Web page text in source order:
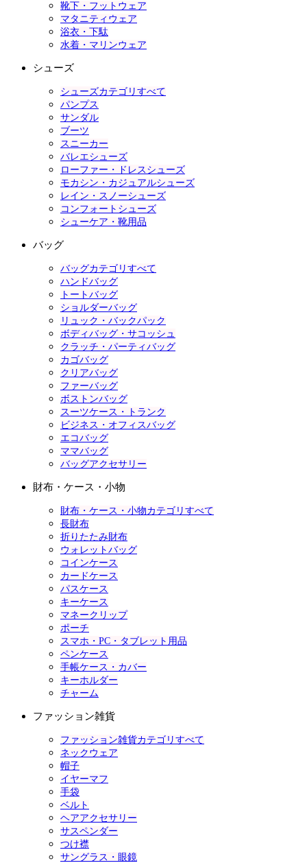
靴下・フットウェア
マタニティウェア
浴衣・下駄
水着・マリンウェア
シューズ
シューズカテゴリすべて
パンプス
サンダル
ブーツ
スニーカー
バレエシューズ
ローファー・ドレスシューズ
モカシン・カジュアルシューズ
レイン・スノーシューズ
コンフォートシューズ
シューケア・靴用品
バッグ
バッグカテゴリすべて
ハンドバッグ
トートバッグ
ショルダーバッグ
リュック・バックパック
ボディバッグ・サコッシュ
クラッチ・パーティバッグ
カゴバッグ
クリアバッグ
ファーバッグ
ボストンバッグ
スーツケース・トランク
ビジネス・オフィスバッグ
エコバッグ
ママバッグ
バッグアクセサリー
財布・ケース・小物
財布・ケース・小物カテゴリすべて
長財布
折りたたみ財布
ウォレットバッグ
コインケース
カードケース
パスケース
キーケース
マネークリップ
ポーチ
スマホ・PC・タブレット用品
ペンケース
手帳ケース・カバー
キーホルダー
チャーム
ファッション雑貨
ファッション雑貨カテゴリすべて
ネックウェア
帽子
イヤーマフ
手袋
ベルト
ヘアアクセサリー
サスペンダー
つけ襟
サングラス・眼鏡